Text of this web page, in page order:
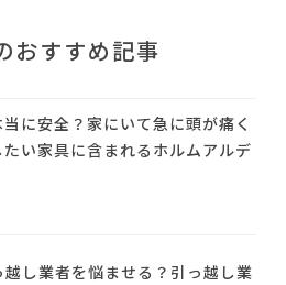
おすすめ記事
に安全？家にいて急に頭が痛く
い家具に含まれるホルムアルデ
し業者を悩ませる？引っ越し業